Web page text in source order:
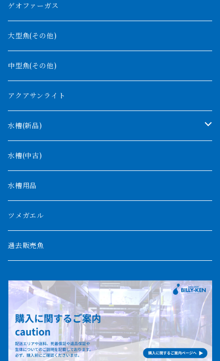
バンジャール
ラプラディ
ギニア
ナイジェリア
コンギクス
オルナティピンニス
コンゴ
タンガニーカ
ウィークシー
モケレンベンベ
デルヘッジ
ザイールグリーン
パルマス
ポーリー
セネガルス
ナイル川
ナイジェリア
ブリードポリプ
エンドリケリー
ゲオファーガス
大型魚(その他)
中型魚(その他)
アクアサンライト
水槽(新品)
1200mm以下
1500mm
1800mm
2000mm以上
水槽(中古)
水槽用品
ツメガエル
過去販売魚